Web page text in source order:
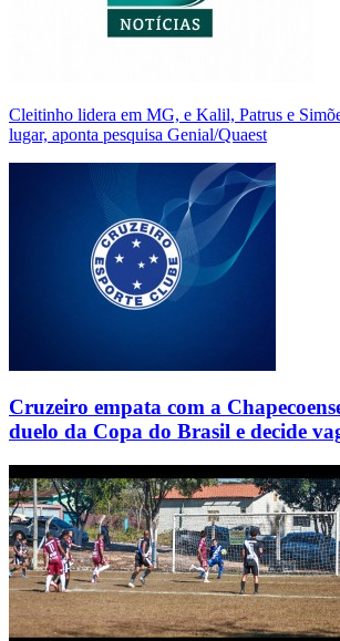
Cleitinho lidera em MG, e Kalil, Patrus e
lugar, aponta pesquisa Genial/Quaest
Cruzeiro empata com a
duelo da Copa do Brasil e decide